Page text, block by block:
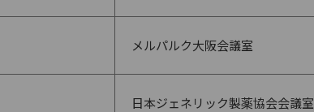
メルパルク大阪会議室
日本ジェネリック製薬協会会議室